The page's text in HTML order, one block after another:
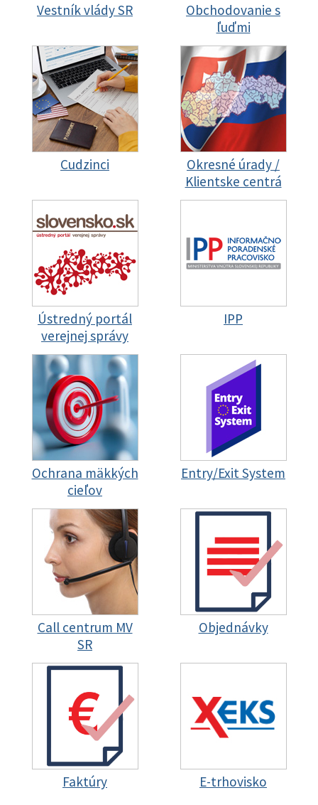
Vestník vlády SR
Obchodovanie s
ľuďmi
Cudzinci
Okresné úrady /
Klientske centrá
Ústredný portál
verejnej správy
IPP
Ochrana mäkkých
cieľov
Entry/Exit System
Call centrum MV
SR
Objednávky
Faktúry E-trhovisko